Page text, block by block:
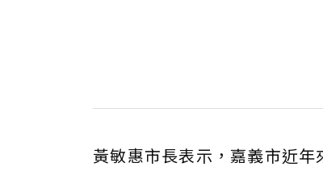
黃敏惠市長表示，嘉義市近